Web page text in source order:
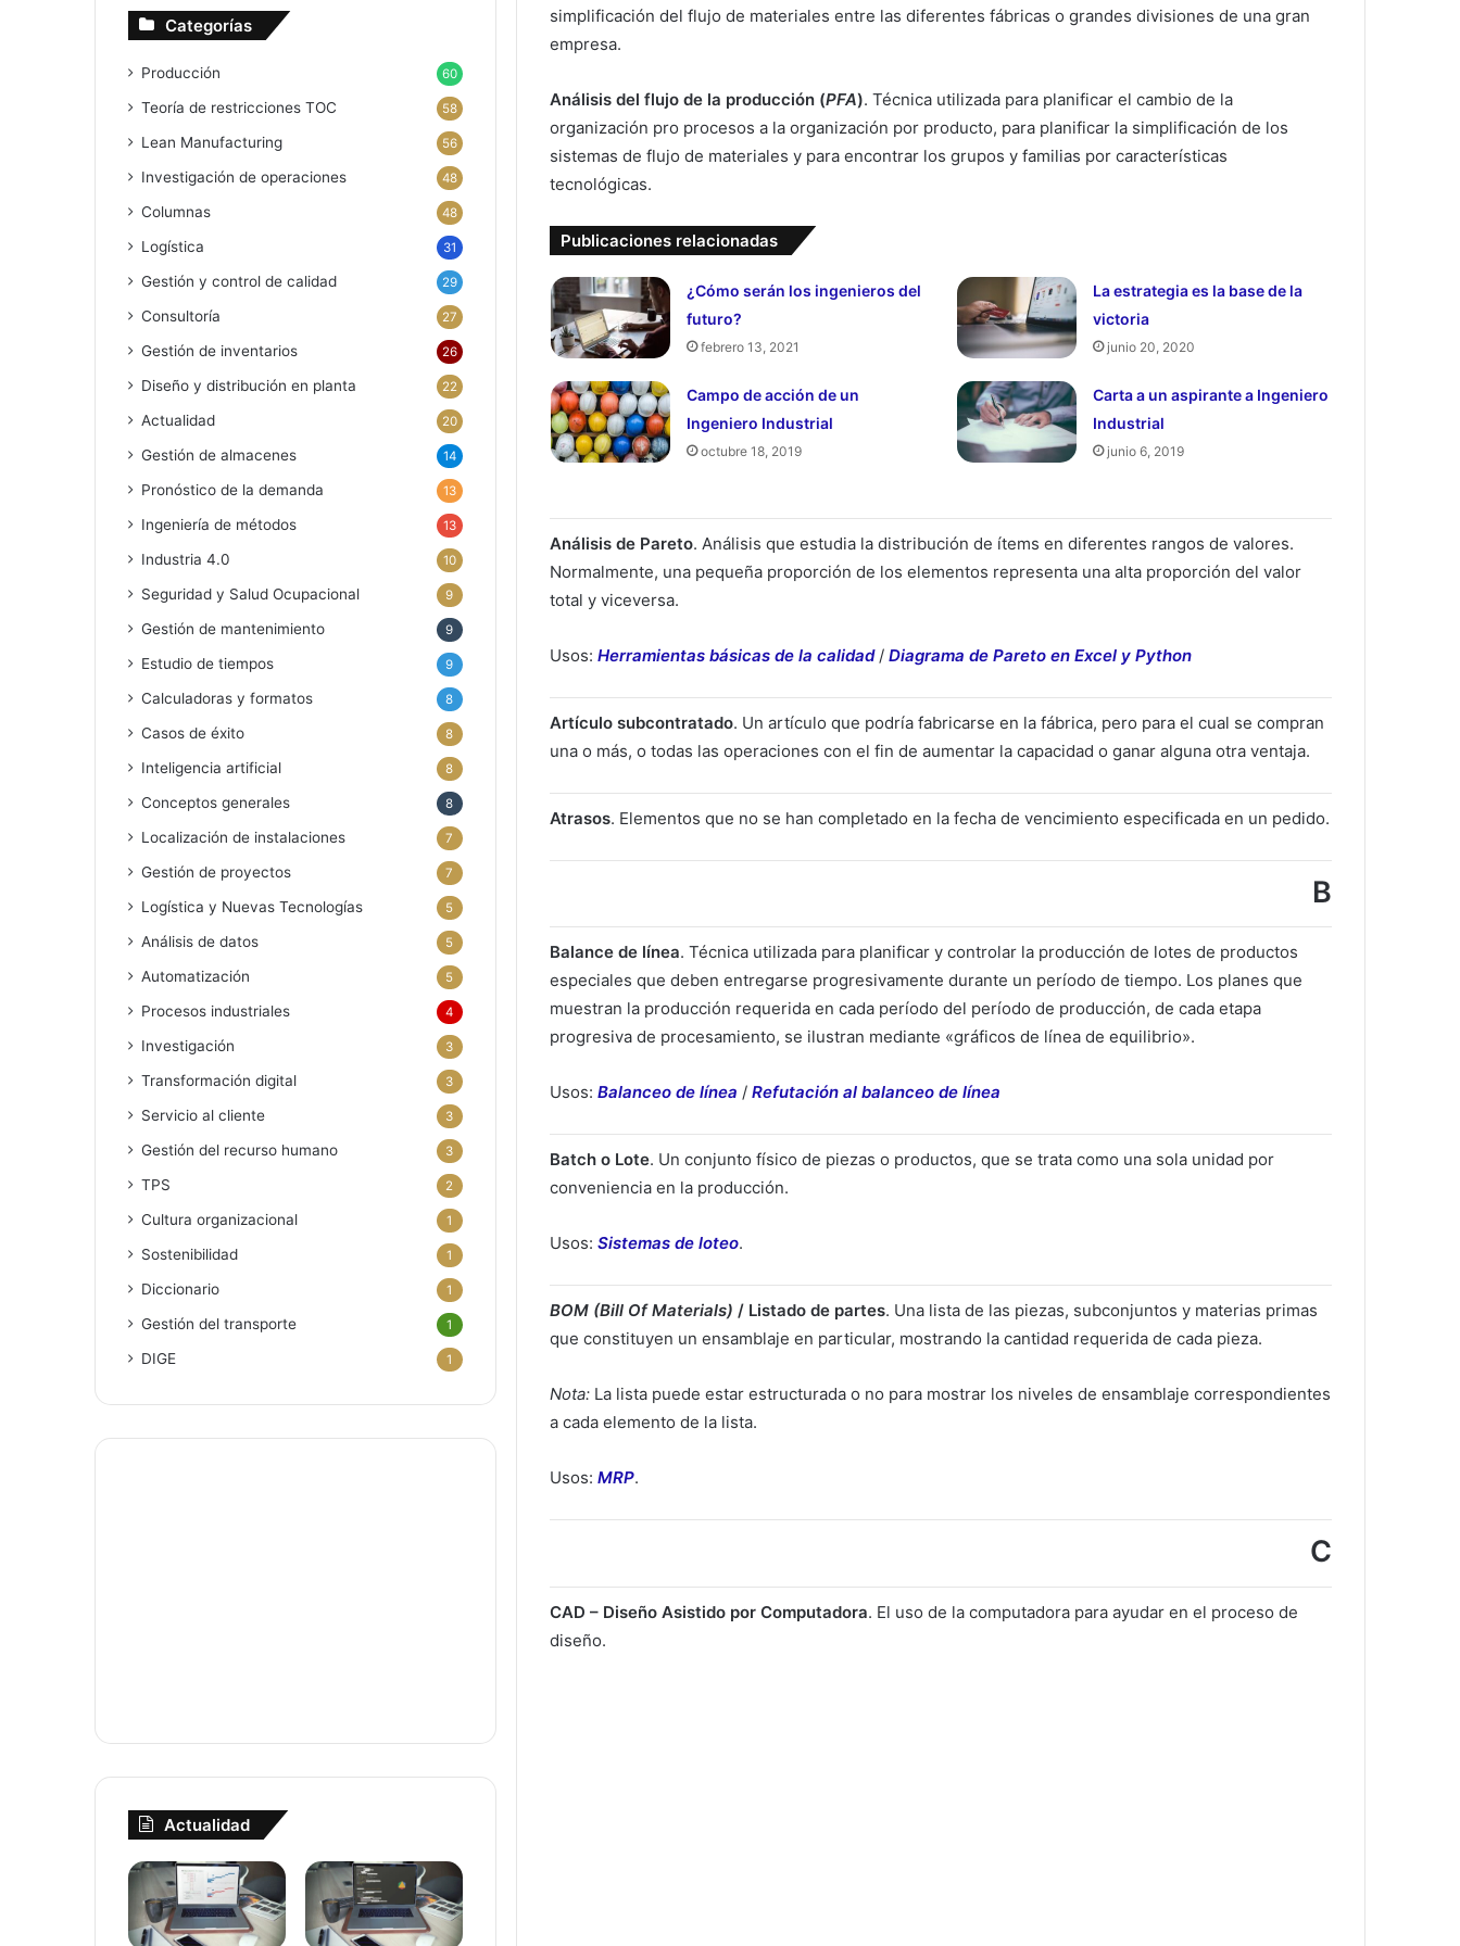
simplificación del flujo de materiales entre las diferentes fábricas o grandes divisiones de una gran
empresa.
Análisis del flujo de la producción (PFA). Técnica utilizada para planificar el cambio de la
organización pro procesos a la organización por producto, para planificar la simplificación de los
sistemas de flujo de materiales y para encontrar los grupos y familias por características
tecnológicas.
Publicaciones relacionadas
¿Cómo serán los ingenieros del
futuro?
febrero 13, 2021
La estrategia es la base de la
victoria
junio 20, 2020
Campo de acción de un
Ingeniero Industrial
octubre 18, 2019
Carta a un aspirante a Ingeniero
Industrial
junio 6, 2019
Análisis de Pareto. Análisis que estudia la distribución de ítems en diferentes rangos de valores.
Normalmente, una pequeña proporción de los elementos representa una alta proporción del valor
total y viceversa.
Usos: Herramientas básicas de la calidad/ Diagrama de Pareto en Excel y Python
Artículo subcontratado. Un artículo que podría fabricarse en la fábrica, pero para el cual se compran
una o más, o todas las operaciones con el fin de aumentar la capacidad o ganar alguna otra ventaja.
Atrasos. Elementos que no se han completado en la fecha de vencimiento especificada en un pedido.
B
Balance de línea. Técnica utilizada para planificar y controlar la producción de lotes de productos
especiales que deben entregarse progresivamente durante un período de tiempo. Los planes que
muestran la producción requerida en cada período del período de producción, de cada etapa
progresiva de procesamiento, se ilustran mediante «gráficos de línea de equilibrio».
Usos: Balanceo de línea / Refutación al balanceo de línea
Batch o Lote. Un conjunto físico de piezas o productos, que se trata como una sola unidad por
conveniencia en la producción.
Usos: Sistemas de loteo.
BOM (Bill Of Materials) / Listado de partes. Una lista de las piezas, subconjuntos y materias primas
que constituyen un ensamblaje en particular, mostrando la cantidad requerida de cada pieza.
Nota: La lista puede estar estructurada o no para mostrar los niveles de ensamblaje correspondientes
a cada elemento de la lista.
Usos: MRP.
C
CAD – Diseño Asistido por Computadora. El uso de la computadora para ayudar en el proceso de
diseño.
Categorías
Producción 60
Teoría de restricciones TOC 58
Lean Manufacturing 56
Investigación de operaciones 48
Columnas 48
Logística 31
Gestión y control de calidad 29
Consultoría 27
Gestión de inventarios 26
Diseño y distribución en planta 22
Actualidad 20
Gestión de almacenes 14
Pronóstico de la demanda 13
Ingeniería de métodos 13
Industria 4.0 10
Seguridad y Salud Ocupacional 9
Gestión de mantenimiento 9
Estudio de tiempos 9
Calculadoras y formatos 8
Casos de éxito 8
Inteligencia artificial 8
Conceptos generales 8
Localización de instalaciones 7
Gestión de proyectos 7
Logística y Nuevas Tecnologías 5
Análisis de datos 5
Automatización 5
Procesos industriales 4
Investigación 3
Transformación digital 3
Servicio al cliente 3
Gestión del recurso humano 3
TPS 2
Cultura organizacional 1
Sostenibilidad 1
Diccionario 1
Gestión del transporte 1
DIGE 1
Actualidad